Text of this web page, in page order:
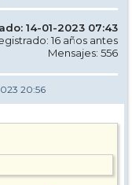
14-01-2023 07:43
16 años antes
Mensajes: 556
20:56